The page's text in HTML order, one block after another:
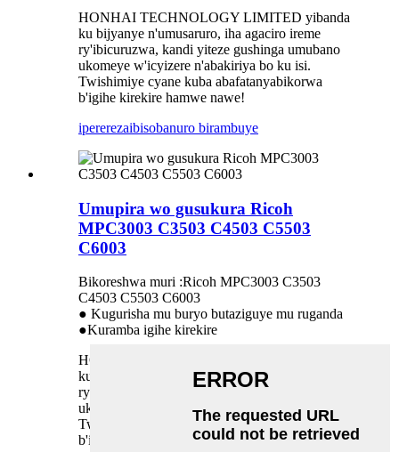
HONHAI TECHNOLOGY LIMITED yibanda
ku bijyanye n'umusaruro, iha agaciro ireme
ry'ibicuruzwa, kandi yiteze gushinga umubano
ukomeye w'icyizere n'abakiriya bo ku isi.
Twishimiye cyane kuba abafatanyabikorwa
b'igihe kirekire hamwe nawe!
ipererezaibisobanuro birambuye
Umupira wo gusukura Ricoh
MPC3003 C3503 C4503 C5503
C6003
Bikoreshwa muri :Ricoh MPC3003 C3503
C4503 C5503 C6003
● Kugurisha mu buryo butaziguye mu ruganda
●Kuramba igihe kirekire
HONHAI TECHNOLOGY LIMITED yibanda
ku bijyanye n'umusaruro, iha agaciro ireme
ry'ibicuruzwa, kandi yiteze gushinga umubano
ukomeye w'icyizere n'abakiriya bo ku isi.
Twishimiye cyane kuba abafatanyabikorwa
b'igihe kirekire hamwe nawe!